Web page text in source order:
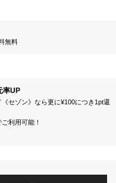
無料
率UP
セゾン》なら更に¥100につき1pt還
利用可能！